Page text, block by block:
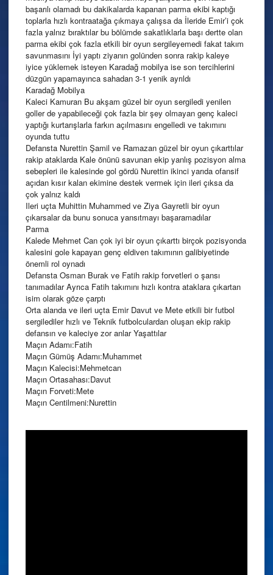
başarılı olamadı bu dakikalarda kapanan parma ekibi kaptığı
toplarla hızlı kontraatağa çıkmaya çalışsa da İleride Emir’i çok
fazla yalnız bıraktılar bu bölümde sakatlıklarla başı dertte olan
parma ekibi çok fazla etkili bir oyun sergileyemedi fakat takım
savunmasını İyi yaptı ziyanın golünden sonra rakip kaleye
iyice yüklemek isteyen Karadağ mobilya ise son tercihlerini
düzgün yapamayınca sahadan 3-1 yenik ayrıldı
Karadağ Mobilya
Kaleci Kamuran Bu akşam güzel bir oyun sergiledi yenilen
goller de yapabileceği çok fazla bir şey olmayan genç kaleci
yaptığı kurtarışlarla farkın açılmasını engelledi ve takımını
oyunda tuttu
Defansta Nurettin Şamil ve Ramazan güzel bir oyun çıkarttılar
rakip ataklarda Kale önünü savunan ekip yanlış pozisyon alma
sebepleri ile kalesinde gol gördü Nurettin ikinci yarıda ofansif
açıdan kısır kalan ekimine destek vermek için ileri çıksa da
çok yalnız kaldı
Ileri uçta Muhittin Muhammed ve Ziya Gayretli bir oyun
çıkarsalar da bunu sonuca yansıtmayı başaramadılar
Parma
Kalede Mehmet Can çok iyi bir oyun çıkarttı birçok pozisyonda
kalesini gole kapayan genç eldiven takımının galibiyetinde
önemli rol oynadı
Defansta Osman Burak ve Fatih rakip forvetleri o şansı
tanımadılar Ayrıca Fatih takımını hızlı kontra ataklara çıkartan
isim olarak göze çarptı
Orta alanda ve ileri uçta Emir Davut ve Mete etkili bir futbol
sergilediler hızlı ve Teknik futbolculardan oluşan ekip rakip
defansın ve kaleciye zor anlar Yaşattılar
Maçın Adamı:Fatih
Maçın Gümüş Adamı:Muhammet
Maçın Kalecisi:Mehmetcan
Maçın Ortasahası:Davut
Maçın Forveti:Mete
Maçın Centilmeni:Nurettin